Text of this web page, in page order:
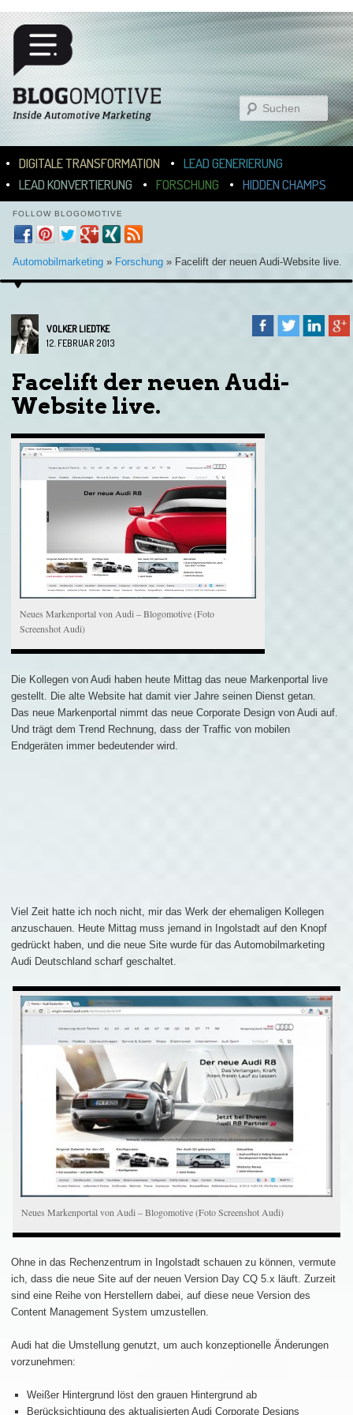
Suchen
ZUM INHALT WECHSELN
ZUM SEKUNDÄREN INHALT WECHSELN
DIGITALE TRANSFORMATION
LEAD GENERIERUNG
LEAD KONVERTIERUNG
FORSCHUNG HIDDEN CHAMPS
FOLLOW BLOGOMOTIVE
Automobilmarketing » Forschung » Facelift der neuen Audi-Website live.
VOLKER LIEDTKE
12. FEBRUAR 2013
Facelift der neuen Audi-
Website live.
Neues Markenportal von Audi – Blogomotive (Foto
Screenshot Audi)
Die Kollegen von Audi haben heute Mittag das neue Markenportal live
gestellt. Die alte Website hat damit vier Jahre seinen Dienst getan.
Das neue Markenportal nimmt das neue Corporate Design von Audi auf.
Und trägt dem Trend Rechnung, dass der Traffic von mobilen
Endgeräten immer bedeutender wird.
Viel Zeit hatte ich noch nicht, mir das Werk der ehemaligen Kollegen
anzuschauen. Heute Mittag muss jemand in Ingolstadt auf den Knopf
gedrückt haben, und die neue Site wurde für das Automobilmarketing
Audi Deutschland scharf geschaltet.
Neues Markenportal von Audi – Blogomotive (Foto Screenshot Audi)
Ohne in das Rechenzentrum in Ingolstadt schauen zu können, vermute
ich, dass die neue Site auf der neuen Version Day CQ 5.x läuft. Zurzeit
sind eine Reihe von Herstellern dabei, auf diese neue Version des
Content Management System umzustellen.
Audi hat die Umstellung genutzt, um auch konzeptionelle Änderungen
vorzunehmen:
Weißer Hintergrund löst den grauen Hintergrund ab
Berücksichtigung des aktualisierten Audi Corporate Designs